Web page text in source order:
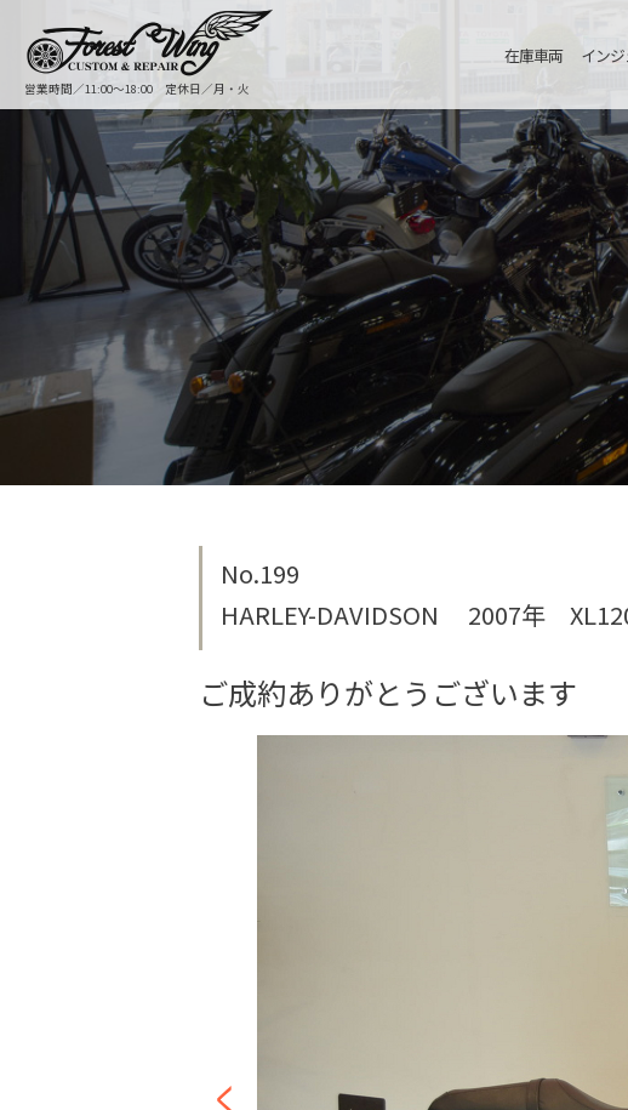
営業時間／11:00〜18:00 定休日／月・火
在庫車両 イン
No.199
HARLEY-DAVIDSON 2007年
ご成約ありがとうございます